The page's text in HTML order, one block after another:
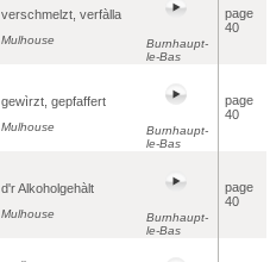
verschmelzt, verfàlla
Mulhouse
Burnhaupt-
le-Bas
page
40
gewìrzt, gepfaffert
Mulhouse
Burnhaupt-
le-Bas
page
40
d'r Alkoholgehàlt
Mulhouse
Burnhaupt-
le-Bas
page
40